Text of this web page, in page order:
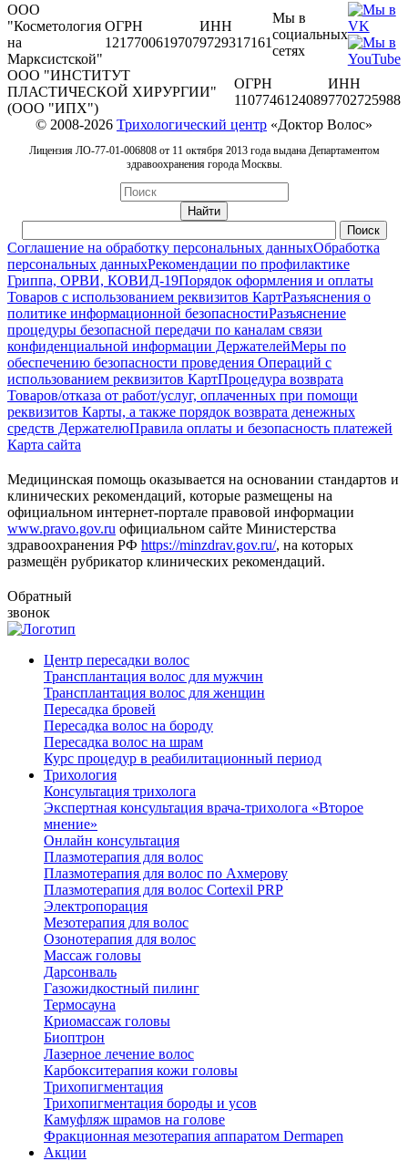
ООО
"Косметология
на
Марксистской"
ОГРН
1217700619707
ИНН
9729317161
Мы в
социальных
сетях
ООО "ИНСТИТУТ
ПЛАСТИЧЕСКОЙ ХИРУРГИИ"
(ООО "ИПХ")
ОГРН
1107746124089
ИНН
7702725988
© 2008-2026 Трихологический центр «Доктор Волос»
Лицензия ЛО-77-01-006808 от 11 октября 2013 года выдана Департаментом
здравоохранения города Москвы.
Соглашение на обработку персональных данныхОбработка
персональных данныхРекомендации по профилактике
Гриппа, ОРВИ, КОВИД-19Порядок оформления и оплаты
Товаров с использованием реквизитов КартРазъяснения о
политике информационной безопасностиРазъяснение
процедуры безопасной передачи по каналам связи
конфиденциальной информации ДержателейМеры по
обеспечению безопасности проведения Операций с
использованием реквизитов КартПроцедура возврата
Товаров/отказа от работ/услуг, оплаченных при помощи
реквизитов Карты, а также порядок возврата денежных
средств ДержателюПравила оплаты и безопасность платежей
Карта сайта
Медицинская помощь оказывается на основании стандартов и
клинических рекомендаций, которые размещены на
официальном интернет-портале правовой информации
www.pravo.gov.ru официальном сайте Министерства
здравоохранения РФ https://minzdrav.gov.ru/, на которых
размещён рубрикатор клинических рекомендаций.
Обратный
звонок
Центр пересадки волос
Трансплантация волос для мужчин
Трансплантация волос для женщин
Пересадка бровей
Пересадка волос на бороду
Пересадка волос на шрам
Курс процедур в реабилитационный период
Трихология
Консультация трихолога
Экспертная консультация врача-трихолога «Второе
мнение»
Онлайн консультация
Плазмотерапия для волос
Плазмотерапия для волос по Ахмерову
Плазмотерапия для волос Cortexil PRP
Электропорация
Мезотерапия для волос
Озонотерапия для волос
Массаж головы
Дарсонваль
Газожидкостный пилинг
Термосауна
Криомассаж головы
Биоптрон
Лазерное лечение волос
Карбокситерапия кожи головы
Трихопигментация
Трихопигментация бороды и усов
Камуфляж шрамов на голове
Фракционная мезотерапия аппаратом Dermapen
Акции